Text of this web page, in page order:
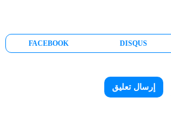
DISQUS
FACEBOOK
إرسال تعليق